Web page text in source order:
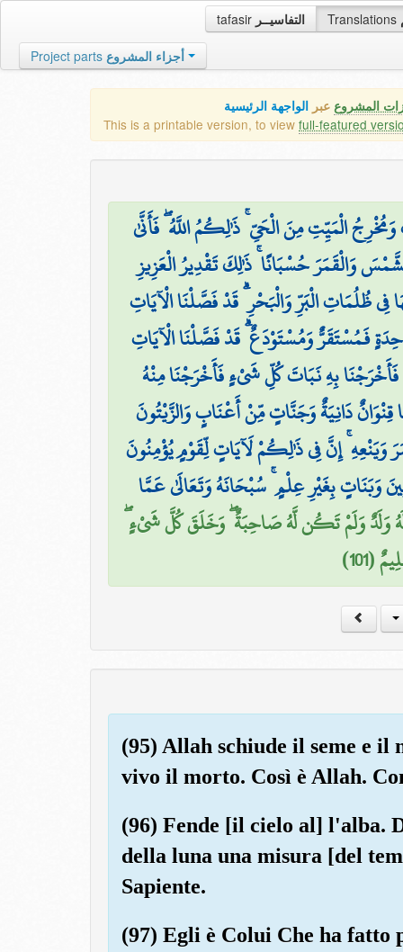
tafasir التفاسيــر Translations
Project parts أجزاء المشروع
المشروع عبر الواجهة الرئيسية
This is a printable version, to view full-featured
الْمَيِّتِ مِنَ الْحَيِّ ۚ ذَٰلِكُمُ اللَّهُ ۖ فَأَنَّىٰ
وَالْقَمَرَ حُسْبَانًا ۚ ذَٰلِكَ تَقْدِيرُ الْعَزِيزِ
ظُلُمَاتِ الْبَرِّ وَالْبَحْرِ ۗ قَدْ فَصَّلْنَا الْآيَاتِ
فَمُسْتَقَرٌّ وَمُسْتَوْدَعٌ ۗ قَدْ فَصَّلْنَا الْآيَاتِ
بِهِ نَبَاتَ كُلِّ شَيْءٍ فَأَخْرَجْنَا مِنْهُ
دَانِيَةٌ وَجَنَّاتٍ مِّنْ أَعْنَابٍ وَالزَّيْتُونَ
وَيَنْعِهِ ۚ إِنَّ فِي ذَٰلِكُمْ لَآيَاتٍ لِّقَوْمٍ يُؤْمِنُونَ
وَبَنَاتٍ بِغَيْرِ عِلْمٍ ۚ سُبْحَانَهُ وَتَعَالَىٰ عَمَّا
وَلَدٌ وَلَمْ تَكُن لَّهُ صَاحِبَةٌ ۖ وَخَلَقَ كُلَّ شَيْءٍ
(95) Allah schiude il seme e
vivo il morto. Così è Allah.
(96) Fende [il cielo al] l'alba.
della luna una misura [del
Sapiente.
(97) Egli è Colui Che ha fatto